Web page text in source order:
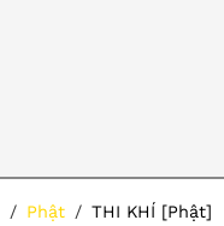
Phật THI KHÍ [Phật]